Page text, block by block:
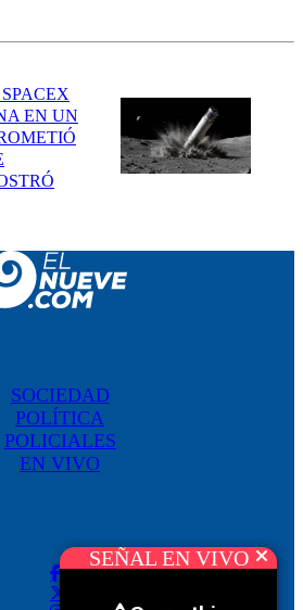
SEÑAL EN VIVO
EN UN
SOCIEDAD
POLÍTICA
POLICIALES
EN VIVO